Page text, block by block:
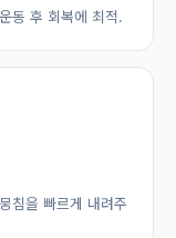
동 후 회복에 최적.
침을 빠르게 내려주